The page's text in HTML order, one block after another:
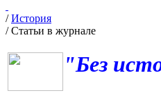
/История
/Статьи в журнале
"Без